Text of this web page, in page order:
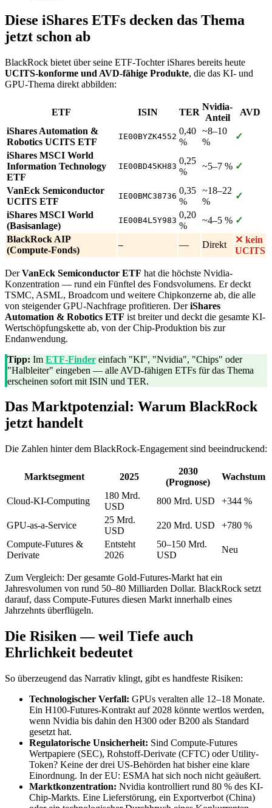
Diese iShares ETFs decken das Thema
jetzt schon ab
BlackRock bietet über seine ETF-Tochter iShares bereits heute
UCITS-konforme und AVD-fähige Produkte, die das KI- und
GPU-Thema direkt abbilden:
ETF ISIN TER
Nvidia-
Anteil
AVD
iShares Automation &
Robotics UCITS ETF
IE00BYZK4552
0,40
%
~8–10
%
✓
iShares MSCI World
Information Technology
ETF
IE00BD45KH83
0,25
%
~5–7 % ✓
VanEck Semiconductor
UCITS ETF
IE00BMC38736
0,35
%
~18–22
%
✓
iShares MSCI World
(Basisanlage)
IE00B4L5Y983
0,20
%
~4–5 % ✓
BlackRock AIP
(Compute-Fonds)
— — Direkt
✕ kein
UCITS
DerVanEck Semiconductor ETF hat die höchste Nvidia-
Konzentration — rund ein Fünftel des Fondsvolumens. Er deckt
TSMC, ASML, Broadcom und weitere Chipkonzerne ab, die alle
von steigender GPU-Nachfrage profitieren. DeriShares
Automation & Robotics ETF ist breiter und deckt die gesamte KI-
Wertschöpfungskette ab, von der Chip-Produktion bis zur
Endanwendung.
Tipp: Im ETF-Finder einfach "KI", "Nvidia", "Chips" oder
"Halbleiter" eingeben — alle AVD-fähigen ETFs für das Thema
erscheinen sofort mit ISIN und TER.
Das Marktpotenzial: Warum BlackRock
jetzt handelt
Die Zahlen hinter dem BlackRock-Engagement sind beeindruckend:
Marktsegment 2025
2030
(Prognose)
Wachstum
Cloud-KI-Computing
180 Mrd.
USD
800 Mrd. USD +344 %
GPU-as-a-Service
25 Mrd.
USD
220 Mrd. USD
+780 %
Compute-Futures &
Derivate
Entsteht
2026
50–150 Mrd.
USD
Neu
Zum Vergleich: Der gesamte Gold-Futures-Markt hat ein
Jahresvolumen von rund 50–80 Milliarden Dollar. BlackRock setzt
darauf, dass Compute-Futures diesen Markt innerhalb eines
Jahrzehnts überflügeln.
Die Risiken — weil Tiefe auch
Ehrlichkeit bedeutet
So überzeugend das Narrativ klingt, gibt es handfeste Risiken:
Technologischer Verfall: GPUs veralten alle 12–18 Monate.
Ein H100-Futures-Kontrakt auf 2028 könnte wertlos werden,
wenn Nvidia bis dahin den H300 oder B200 als Standard
gesetzt hat.
Regulatorische Unsicherheit: Sind Compute-Futures
Wertpapiere (SEC), Rohstoff-Derivate (CFTC) oder Utility-
Token? Keine der drei US-Behörden hat bisher eine klare
Einordnung. In der EU: ESMA hat sich noch nicht geäußert.
Marktkonzentration: Nvidia kontrolliert rund 80 % des KI-
Chip-Markts. Eine Lieferstörung, ein Exportverbot (China)